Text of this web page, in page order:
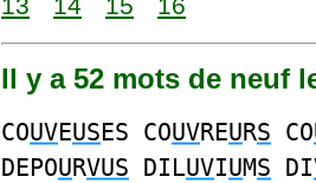
Il y a 52 mots de neuf
COUVEUSES COUVREURS CO
DEPOURVUS DILUVIUMS DI